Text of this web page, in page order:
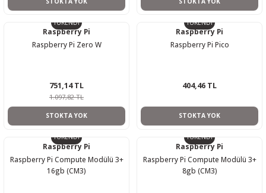
TÜKENDİ
Raspberry Pi
Raspberry Pi Zero W
751,14 TL
1.097,82 TL
STOKTA YOK
TÜKENDİ
Raspberry Pi
Raspberry Pi Pico
404,46 TL
STOKTA YOK
TÜKENDİ
Raspberry Pi
Raspberry Pi Compute Modülü 3+
16gb (CM3)
TÜKENDİ
Raspberry Pi
Raspberry Pi Compute Modülü 3+
8gb (CM3)